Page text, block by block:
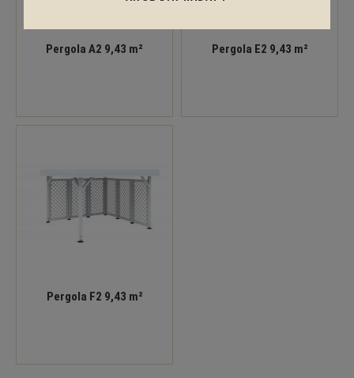
Pergola A2 9,43 m² Pergola E2 9,43 m²
Pergola F2 9,43 m²